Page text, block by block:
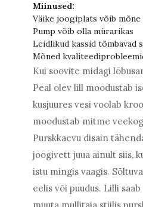
Miinused:
Väike joogiplats võib
Pump võib olla mürarikas
Leidlikud kassid tõmbavad
Mõned
Kui soovite midagi
Peal olev lill moodustab
kusjuures vesi voolab
moodustab mitme
Purskkaevu disain
joogivett juua ainult siis,
istu mingis vaagis.
eelis või puudus. Lilli